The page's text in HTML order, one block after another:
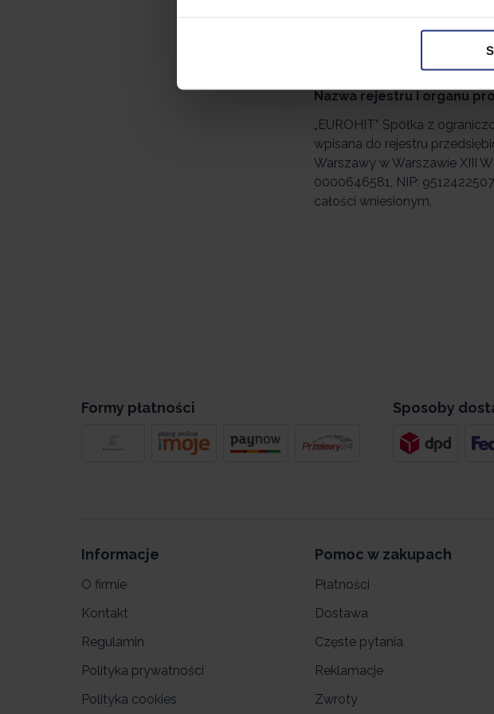
Koszty dostawy zawierają
Nazwa rejestru i organu
„EUROHIT” Spółka z
wpisana do rejestru
Warszawy w Warszawie XIII
0000646581, NIP:
całości wniesionym.
Formy płatności Sposoby
Informacje
O firmie
Kontakt
Regulamin
Polityka prywatności
Polityka cookies
Pomoc w zakupach
Płatności
Dostawa
Częste pytania
Reklamacje
Zwroty